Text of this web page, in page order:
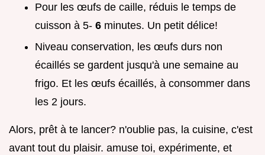
Pour les œufs de caille, réduis le temps de
cuisson à 5- 6 minutes. Un petit délice!
Niveau conservation, les œufs durs non
écaillés se gardent jusqu'à une semaine au
frigo. Et les œufs écaillés, à consommer dans
les 2 jours.
Alors, prêt à te lancer? n'oublie pas, la cuisine, c'est
avant tout du plaisir. amuse toi, expérimente, et